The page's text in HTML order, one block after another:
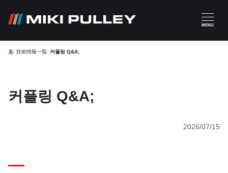
MENU
홈 技術情報一覧 커플링 Q&A;
커플링 Q&A;
2026/07/15